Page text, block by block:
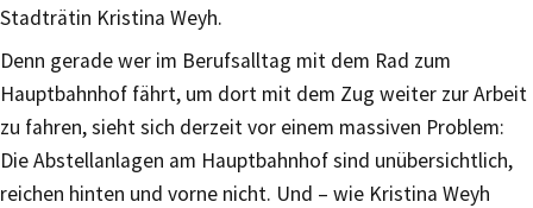
Stadträtin Kristina Weyh.
Denn gerade wer im Berufsalltag mit dem Rad zum
Hauptbahnhof fährt, um dort mit dem Zug weiter zur Arbeit
zu fahren, sieht sich derzeit vor einem massiven Problem:
Die Abstellanlagen am Hauptbahnhof sind unübersichtlich,
reichen hinten und vorne nicht. Und – wie Kristina Weyh